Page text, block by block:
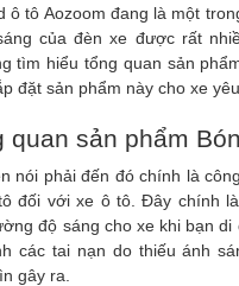
ô tô Aozoom đang là một
của đèn xe được rất
tìm hiểu tổng quan sản
đặt sản phẩm này cho xe
quan sản phẩm
nói phải đến đó chính là
đối với xe ô tô. Đây chính
độ sáng cho xe khi bạn di
các tai nạn do thiếu ánh
gây ra.